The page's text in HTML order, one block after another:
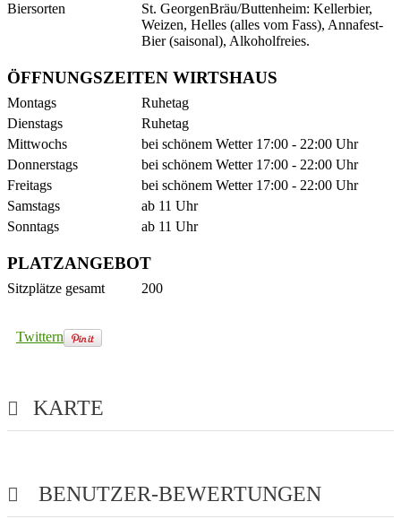
Biersorten
St. GeorgenBräu/Buttenheim: Kellerbier,
Weizen, Helles (alles vom Fass), Annafest-
Bier (saisonal), Alkoholfreies.
ÖFFNUNGSZEITEN WIRTSHAUS
Montags
Ruhetag
Dienstags
Ruhetag
Mittwochs
bei schönem Wetter 17:00 - 22:00 Uhr
Donnerstags
bei schönem Wetter 17:00 - 22:00 Uhr
Freitags
bei schönem Wetter 17:00 - 22:00 Uhr
Samstags
ab 11 Uhr
Sonntags
ab 11 Uhr
PLATZANGEBOT
Sitzplätze gesamt 200
Twittern
KARTE
BENUTZER-BEWERTUNGEN